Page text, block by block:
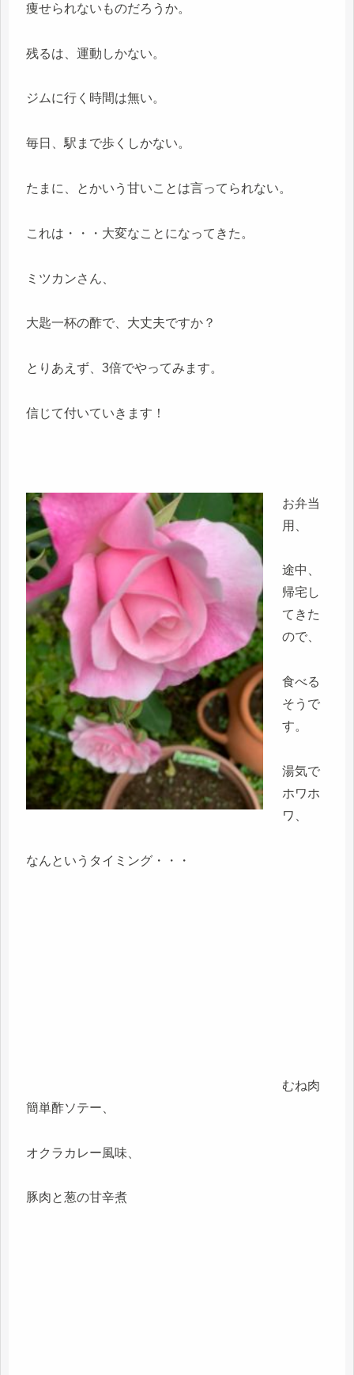
痩せられないものだろうか。
残るは、運動しかない。
ジムに行く時間は無い。
毎日、駅まで歩くしかない。
たまに、とかいう甘いことは言ってられない。
これは・・・大変なことになってきた。
ミツカンさん、
大匙一杯の酢で、大丈夫ですか？
とりあえず、3倍でやってみます。
信じて付いていきます！
お弁当
用、
途中、
帰宅し
てきた
ので、
食べる
そうで
す。
湯気で
ホワホ
ワ、
なんというタイミング・・・
むね肉
簡単酢ソテー、
オクラカレー風味、
豚肉と葱の甘辛煮